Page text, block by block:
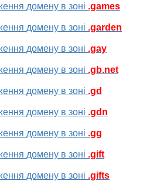
домену в зоні .games
домену в зоні .garden
домену в зоні .gay
домену в зоні .gb.net
домену в зоні .gd
домену в зоні .gdn
домену в зоні .gg
домену в зоні .gift
домену в зоні .gifts